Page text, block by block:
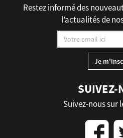
Restez informé des
l’actualités de
SUIVEZ-
Suivez-nous sur